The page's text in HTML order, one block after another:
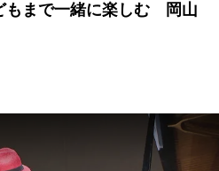
まで一緒に楽しむ 岡山